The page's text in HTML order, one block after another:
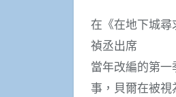
在《在地下城
禎丞出席
當年改編的第
事，貝爾在被視